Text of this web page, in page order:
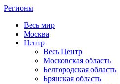
Регионы
Весь мир
Москва
Центр
Весь Центр
Московская область
Белгородская область
Брянская область